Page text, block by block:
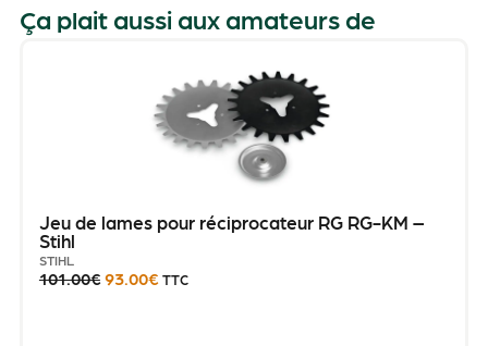
Ça plait aussi aux amateurs de
Jeu de lames pour réciprocateur RG RG-KM –
Stihl
STIHL
101.00€ 93.00€ TTC